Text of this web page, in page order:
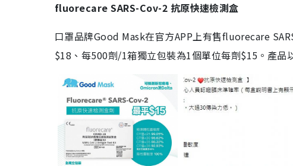
fluorecare SARS-Cov-2 抗原快速檢測盒
口罩品牌Good Mask在官方APP上有售fluorecare
$18、每500劑/1箱獨立包裝為1個單位每劑$15。產品